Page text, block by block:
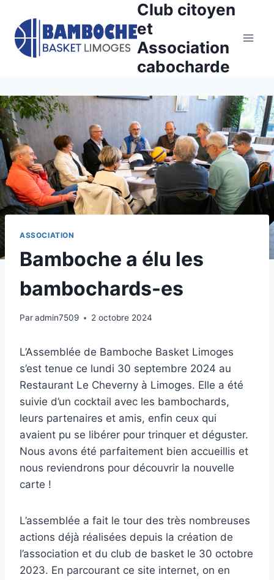
contenu
Club citoyen
et
Association
cabocharde
ASSOCIATION
Bamboche a élu les
bambochards-es
Paradmin7509 2 octobre 2024
L’Assemblée de Bamboche Basket Limoges
s’est tenue ce lundi 30 septembre 2024 au
Restaurant Le Cheverny à Limoges. Elle a été
suivie d’un cocktail avec les bambochards,
leurs partenaires et amis, enfin ceux qui
avaient pu se libérer pour trinquer et déguster.
Nous avons été parfaitement bien accueillis et
nous reviendrons pour découvrir la nouvelle
carte !
L’assemblée a fait le tour des très nombreuses
actions déjà réalisées depuis la création de
l’association et du club de basket le 30 octobre
2023. En parcourant ce site internet, on en